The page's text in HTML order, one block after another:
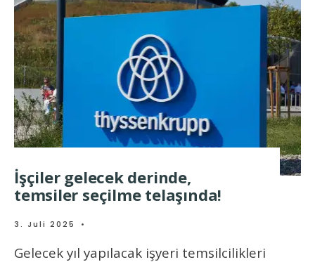
İşçiler gelecek derinde,
temsiler seçilme telaşında!
3. Juli 2025 •
Gelecek yıl yapılacak işyeri temsilcilikleri